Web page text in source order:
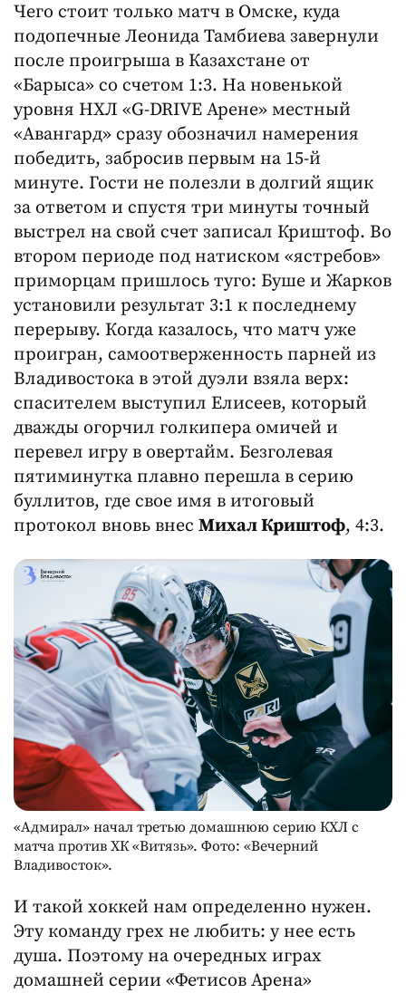
Чего стоит только матч в Омске, куда
подопечные Леонида Тамбиева завернули
после проигрыша в Казахстане от
«Барыса» со счетом 1:3. На новенькой
уровня НХЛ «G-DRIVE Арене» местный
«Авангард» сразу обозначил намерения
победить, забросив первым на 15-й
минуте. Гости не полезли в долгий ящик
за ответом и спустя три минуты точный
выстрел на свой счет записал Криштоф. Во
втором периоде под натиском «ястребов»
приморцам пришлось туго: Буше и Жарков
установили результат 3:1 к последнему
перерыву. Когда казалось, что матч уже
проигран, самоотверженность парней из
Владивостока в этой дуэли взяла верх:
спасителем выступил Елисеев, который
дважды огорчил голкипера омичей и
перевел игру в овертайм. Безголевая
пятиминутка плавно перешла в серию
буллитов, где свое имя в итоговый
протокол вновь внес Михал Криштоф, 4:3.
«Адмирал» начал третью домашнюю серию КХЛ с
матча против ХК «Витязь». Фото: «Вечерний
Владивосток».
И такой хоккей нам определенно нужен.
Эту команду грех не любить: у нее есть
душа. Поэтому на очередных играх
домашней серии «Фетисов Арена»